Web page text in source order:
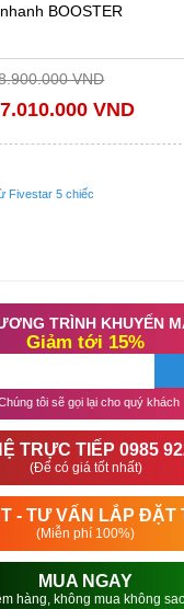
BOOSTER
VND
VND
Fivestar 5 chiếc
TRÌNH KHUYẾN
Giảm tới 15%
tôi sẽ gọi lại cho quý khách
TRỰC TIẾP 0985
(Để có giá tốt nhất)
- TƯ VẤN LẮP ĐẶT
(Miễn phí 100%)
MUA NGAY
hàng, không mua không